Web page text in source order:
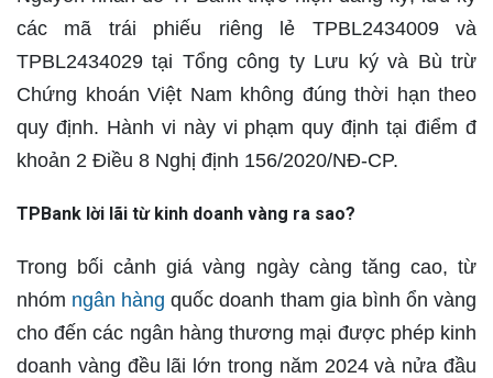
các mã trái phiếu riêng lẻ TPBL2434009 và
TPBL2434029 tại Tổng công ty Lưu ký và Bù trừ
Chứng khoán Việt Nam không đúng thời hạn theo
quy định. Hành vi này vi phạm quy định tại điểm đ
khoản 2 Điều 8 Nghị định 156/2020/NĐ-CP.
TPBank lời lãi từ kinh doanh vàng ra sao?
Trong bối cảnh giá vàng ngày càng tăng cao, từ
nhóm ngân hàng quốc doanh tham gia bình ổn vàng
cho đến các ngân hàng thương mại được phép kinh
doanh vàng đều lãi lớn trong năm 2024 và nửa đầu